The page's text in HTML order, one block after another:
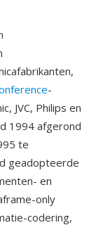
-
JVC, Philips en
1994 afgerond
te
geadopteerde
en
only
codering,